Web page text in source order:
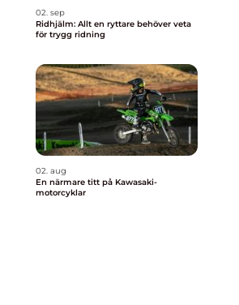
02. sep
Ridhjälm: Allt en ryttare behöver veta
för trygg ridning
02. aug
En närmare titt på Kawasaki-
motorcyklar